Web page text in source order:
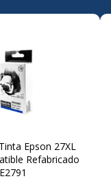
Epson 27XL
Refabricado